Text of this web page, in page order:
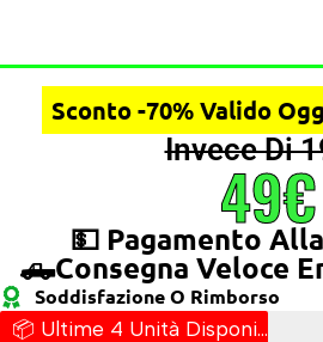
Sconto -70% Valido
Invece Di
49€
💵 Pagamento
🛻Consegna Veloce
Soddisfazione O Rimborso
📦 Ultime 4 Unità Disponibili